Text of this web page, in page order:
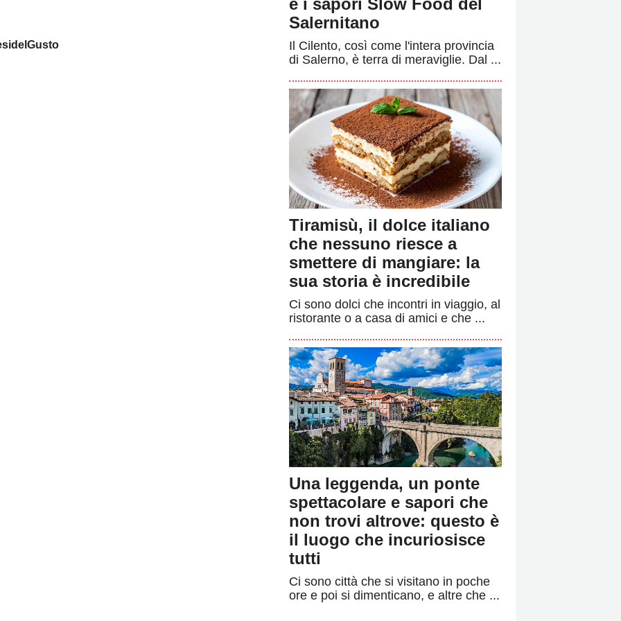
e i sapori Slow Food del
Salernitano
Il Cilento, così come l'intera provincia
di Salerno, è terra di meraviglie. Dal ...
Tiramisù, il dolce italiano
che nessuno riesce a
smettere di mangiare: la
sua storia è incredibile
Ci sono dolci che incontri in viaggio, al
ristorante o a casa di amici e che ...
Una leggenda, un ponte
spettacolare e sapori che
non trovi altrove: questo è
il luogo che incuriosisce
tutti
Ci sono città che si visitano in poche
ore e poi si dimenticano, e altre che ...